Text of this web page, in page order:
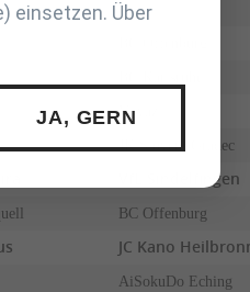
Vityaz
JK Slovenj Gradec
VfL Sindelfingen
BC Offenburg
JC Kano
AiSokuDo Eching
einsetzen. Über
JA, GERN